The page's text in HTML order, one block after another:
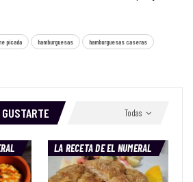
picada hamburguesas hamburguesas caseras
Todas
LA RECETA DE EL NUMERAL